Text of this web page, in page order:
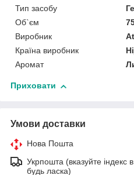
Тип засобу
Об`єм
Виробник
Країна виробник
Аромат
Приховати
Умови доставки
Нова Пошта
Укрпошта (вказуйте індекс
будь ласка)